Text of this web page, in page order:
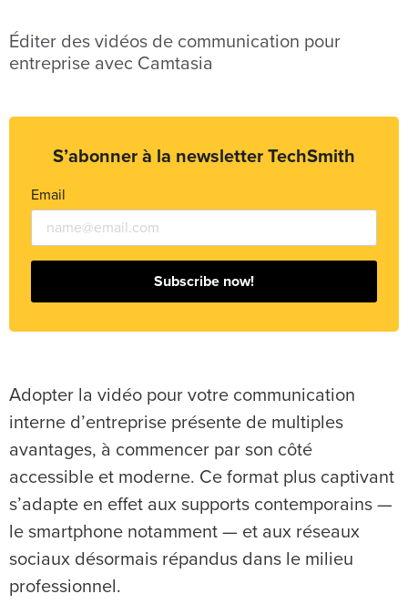
Éditer des vidéos de communication pour
entreprise avec Camtasia
S’abonner à la newsletter TechSmith
Email
Subscribe now!
Adopter la vidéo pour votre communication
interne d’entreprise présente de multiples
avantages, à commencer par son côté
accessible et moderne. Ce format plus captivant
s’adapte en effet aux supports contemporains —
le smartphone notamment — et aux réseaux
sociaux désormais répandus dans le milieu
professionnel.